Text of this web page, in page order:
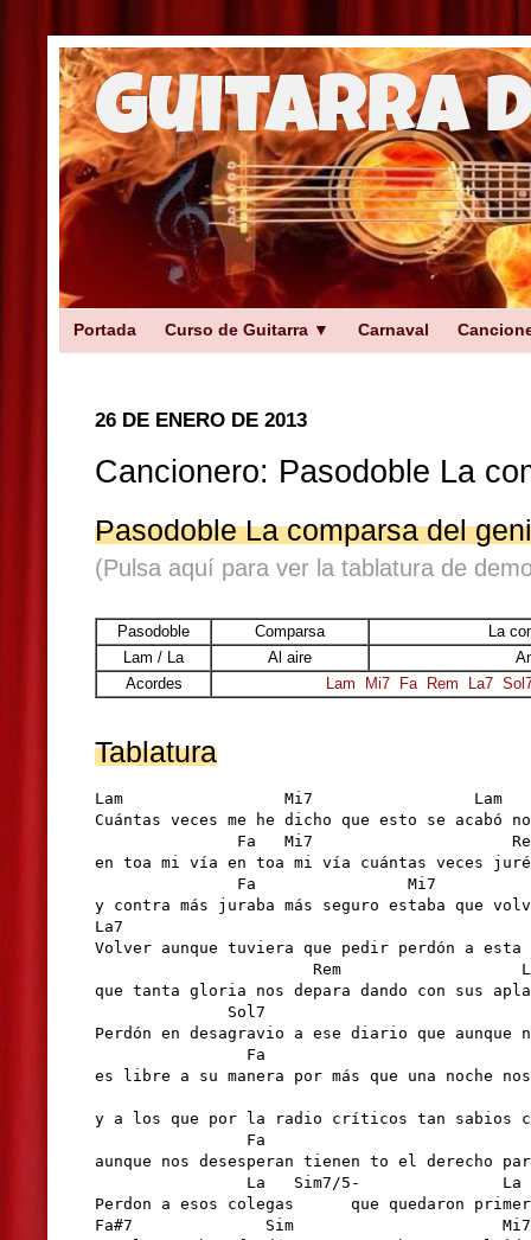
Guitarra
Portada Curso de Guitarra ▼ Carnaval
26 DE ENERO DE 2013
Cancionero: Pasodoble La
Pasodoble La comparsa del
(Pulsa aquí para ver la tablatura de
Pasodoble Comparsa
La
Lam / La
Al aire
Acordes
Lam Mi7 Fa Rem La7
Tablatura
Lam                 Mi7                 Lam
Cuántas veces me he dicho que esto se acabó
Fa   Mi7
en toa mi vía en toa mi vía cuántas veces
Fa                Mi7
y contra más juraba más seguro estaba que
La7
Volver aunque tuviera que pedir perdón a
Rem
que tanta gloria nos depara dando con sus
Sol7
Perdón en desagravio a ese diario que aunque
Fa
es libre a su manera por más que una noche
y a los que por la radio críticos tan sabios
Fa
aunque nos desesperan tienen to el derecho
La   Sim7/5-
Perdon a esos colegas      que quedaron
Fa#7              Sim